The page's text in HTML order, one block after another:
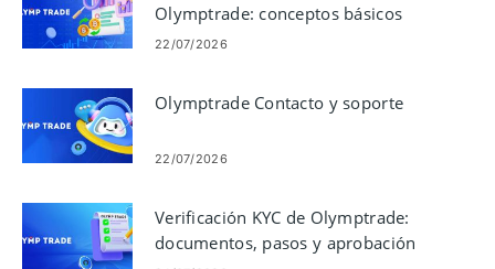
Olymptrade: conceptos básicos
del comercio de plataformas
22/07/2026
Olymptrade Contacto y soporte
22/07/2026
Verificación KYC de Olymptrade:
documentos, pasos y aprobación